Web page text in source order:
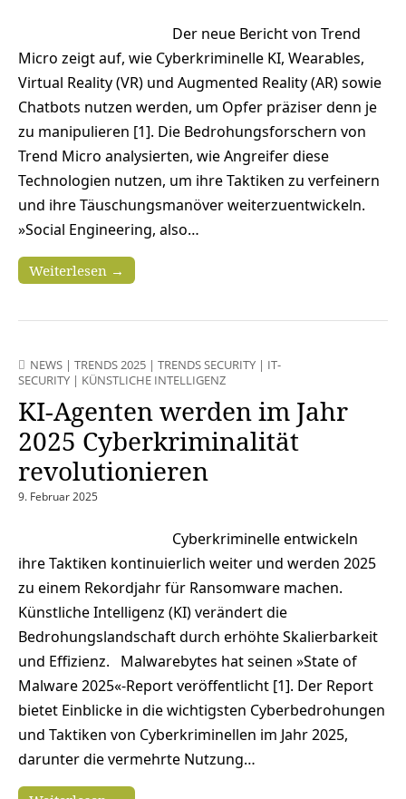
Der neue Bericht von Trend
Micro zeigt auf, wie Cyberkriminelle KI, Wearables,
Virtual Reality (VR) und Augmented Reality (AR) sowie
Chatbots nutzen werden, um Opfer präziser denn je
zu manipulieren [1]. Die Bedrohungsforschern von
Trend Micro analysierten, wie Angreifer diese
Technologien nutzen, um ihre Taktiken zu verfeinern
und ihre Täuschungsmanöver weiterzuentwickeln.
»Social Engineering, also…
Weiterlesen →
NEWS | TRENDS 2025 | TRENDS SECURITY | IT-
SECURITY | KÜNSTLICHE INTELLIGENZ
KI-Agenten werden im Jahr
2025 Cyberkriminalität
revolutionieren
9. Februar 2025
Cyberkriminelle entwickeln
ihre Taktiken kontinuierlich weiter und werden 2025
zu einem Rekordjahr für Ransomware machen.
Künstliche Intelligenz (KI) verändert die
Bedrohungslandschaft durch erhöhte Skalierbarkeit
und Effizienz. Malwarebytes hat seinen »State of
Malware 2025«-Report veröffentlicht [1]. Der Report
bietet Einblicke in die wichtigsten Cyberbedrohungen
und Taktiken von Cyberkriminellen im Jahr 2025,
darunter die vermehrte Nutzung…